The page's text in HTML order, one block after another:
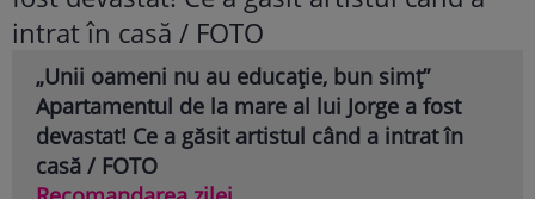
„Unii oameni nu au educație, bun simț”
Apartamentul de la mare al lui Jorge a fost
devastat! Ce a găsit artistul când a intrat în
casă / FOTO